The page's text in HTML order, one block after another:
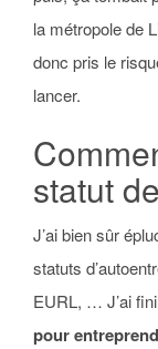
la métropole de
donc pris le
lancer.
statut
J’ai bien sûr
statuts
EURL, … J’ai
pour